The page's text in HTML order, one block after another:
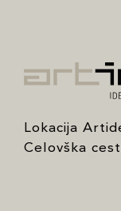
Lokacija
Celovška